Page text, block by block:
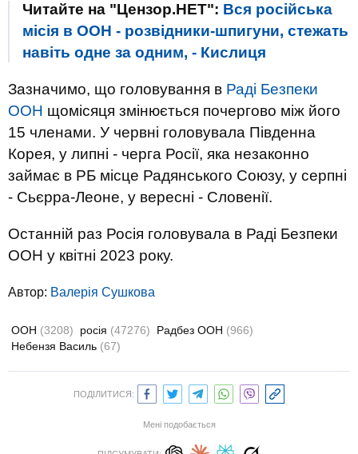
Читайте на "Цензор.НЕТ": Вся російська
місія в ООН - розвідники-шпигуни, стежать
навіть одне за одним, - Кислиця
Зазначимо, що головування в Раді Безпеки
ООН щомісяця змінюється почергово між його
15 членами. У червні головувала Південна
Корея, у липні - черга Росії, яка незаконно
займає в РБ місце Радянського Союзу, у серпні
- Сьєрра-Леоне, у вересні - Словенії.
Останній раз Росія головувала в Раді Безпеки
ООН у квітні 2023 року.
Автор: Валерiя Сушкова
ООН (3208) росія (47276) Радбез ООН (966)
Небензя Василь (67)
ПОДІЛИТИСЯ:
Мені подобається